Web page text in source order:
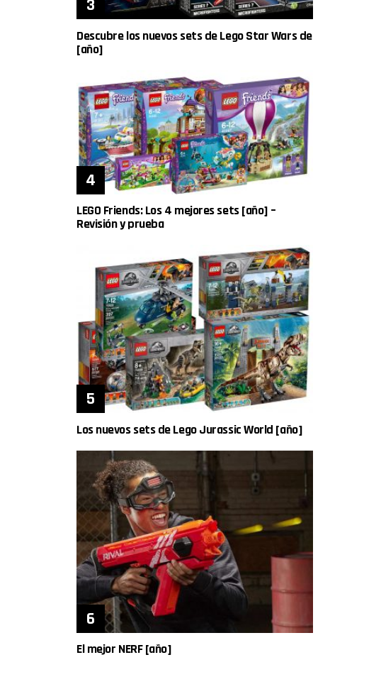
Descubre los nuevos sets de Lego Star Wars de
[año]
LEGO Friends: Los 4 mejores sets [año] –
Revisión y prueba
Los nuevos sets de Lego Jurassic World [año]
El mejor NERF [año]